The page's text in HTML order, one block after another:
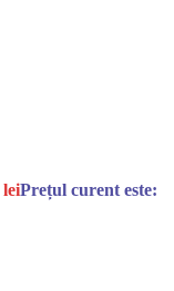
leiPrețul curent este: